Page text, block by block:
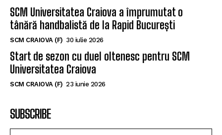
SCM Universitatea Craiova a împrumutat o
tânără handbalistă de la Rapid București
SCM CRAIOVA (F) 30 iulie 2026
Start de sezon cu duel oltenesc pentru SCM
Universitatea Craiova
SCM CRAIOVA (F) 23 iunie 2026
SUBSCRIBE